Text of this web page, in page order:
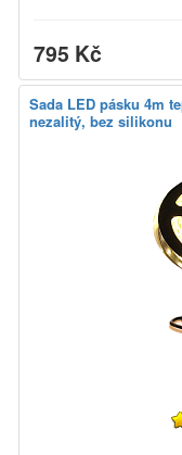
795 Kč
Sada LED pásku 4m
nezalitý, bez silikonu